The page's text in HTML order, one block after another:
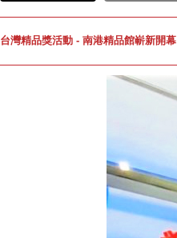
台灣精品獎活動 - 南港精品館嶄新開幕